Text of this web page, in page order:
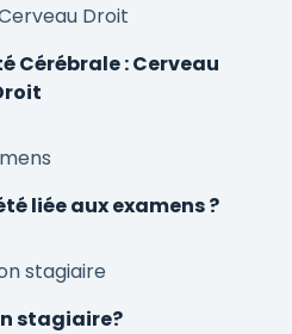
Cérébrale : Cerveau
liée aux examens ?
stagiaire?